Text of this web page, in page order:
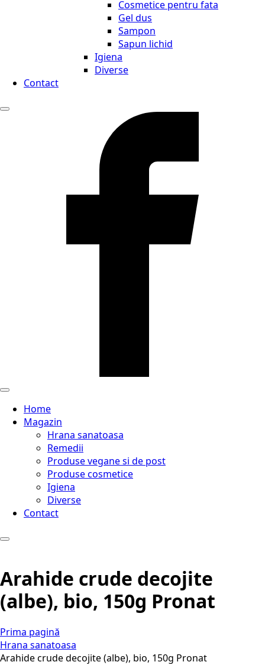
Cosmetice pentru fata
Gel dus
Sampon
Sapun lichid
Igiena
Diverse
Contact
Home
Magazin
Hrana sanatoasa
Remedii
Produse vegane si de post
Produse cosmetice
Igiena
Diverse
Contact
Arahide crude decojite
(albe), bio, 150g Pronat
Prima pagină
Hrana sanatoasa
Arahide crude decojite (albe), bio, 150g Pronat